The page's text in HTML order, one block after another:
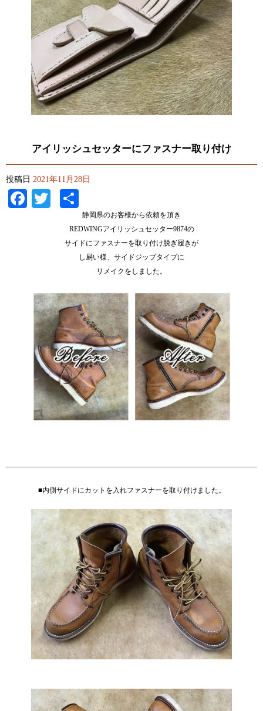
アイリッシュセッターにファスナー取り付け
投稿日 2021年11月28日
Facebook
Twitter
有
静岡県のお客様から依頼を頂き
REDWINGアイリッシュセッター9874の
サイドにファスナーを取り付け脱ぎ履きが
し易い様、サイドジップタイプに
リメイクをしました。
■内側サイドにカットを入れファスナーを取り付けました。